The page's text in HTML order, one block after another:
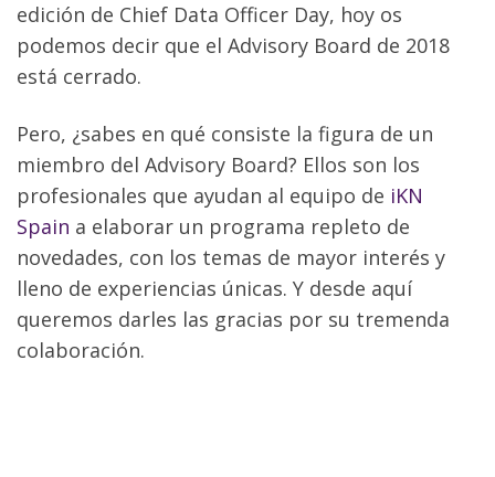
edición de Chief Data Officer Day, hoy os
podemos decir que el Advisory Board de 2018
está cerrado.
Pero, ¿sabes en qué consiste la figura de un
miembro del Advisory Board? Ellos son los
profesionales que ayudan al equipo de iKN
Spain a elaborar un programa repleto de
novedades, con los temas de mayor interés y
lleno de experiencias únicas. Y desde aquí
queremos darles las gracias por su tremenda
colaboración.